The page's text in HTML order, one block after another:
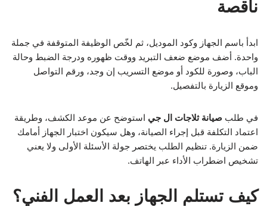
ناقصة
ابدأ باسم الجهاز وكود الموديل، ثم لخّص الوظيفة المتوقفة في جملة
واحدة. أضف موضع ضعف التبريد ووقت ظهوره ودرجة الضبط وحالة
الباب، وصورة للكود أو موضع التسريب إن وجد، ورقم التواصل
وموقع الزيارة بالتفصيل.
في طلب صيانة ثلاجات ال جي استوضح عن موعد الكشف، وطريقة
اعتماد التكلفة قبل إجراء الصيانة، وهل سيكون اختبار الجهاز أمامك
ضمن الزيارة. تنظيم الطلب يختصر جولة الأسئلة الأولى ولا يعني
تشخيص اضطراب الأداء عبر الهاتف.
كيف تستلم الجهاز بعد العمل الفني؟